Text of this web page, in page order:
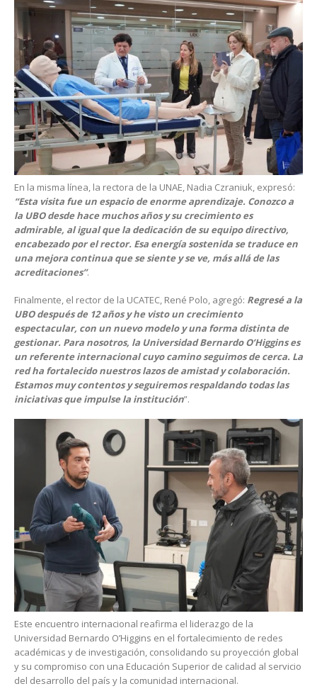
En la misma línea, la rectora de la UNAE, Nadia Czraniuk, expresó:
“Esta visita fue un espacio de enorme aprendizaje. Conozco a
la UBO desde hace muchos años y su crecimiento es
admirable, al igual que la dedicación de su equipo directivo,
encabezado por el rector. Esa energía sostenida se traduce en
una mejora continua que se siente y se ve, más allá de las
acreditaciones”.
Finalmente, el rector de la UCATEC, René Polo, agregó: Regresé a la
UBO después de 12 años y he visto un crecimiento
espectacular, con un nuevo modelo y una forma distinta de
gestionar. Para nosotros, la Universidad Bernardo O’Higgins es
un referente internacional cuyo camino seguimos de cerca. La
red ha fortalecido nuestros lazos de amistad y colaboración.
Estamos muy contentos y seguiremos respaldando todas las
iniciativas que impulse la institución”.
Este encuentro internacional reafirma el liderazgo de la
Universidad Bernardo O’Higgins en el fortalecimiento de redes
académicas y de investigación, consolidando su proyección global
y su compromiso con una Educación Superior de calidad al servicio
del desarrollo del país y la comunidad internacional.